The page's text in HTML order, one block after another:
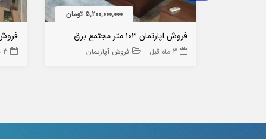
5,200,000,000 تومان
فروش آپارتمان ۱۰۳ متر مجتمع برق
3 ماه قبل فروش آپارتمان 3 هفته قبل